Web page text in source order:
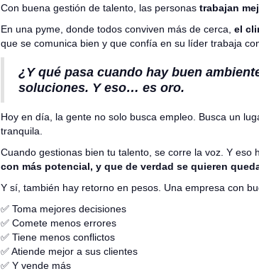
Con buena gestión de talento, las personas trabajan
En una pyme, donde todos conviven más de cerca, el
que se comunica bien y que confía en su líder trabaja
¿Y qué pasa cuando hay buen
soluciones. Y eso… es oro.
Hoy en día, la gente no solo busca empleo. Busca un
tranquila.
Cuando gestionas bien tu talento, se corre la voz. Y eso
con más potencial, y que de verdad se quieren
Y sí, también hay retorno en pesos. Una empresa con
✅ Toma mejores decisiones
✅ Comete menos errores
✅ Tiene menos conflictos
✅ Atiende mejor a sus clientes
✅ Y vende más